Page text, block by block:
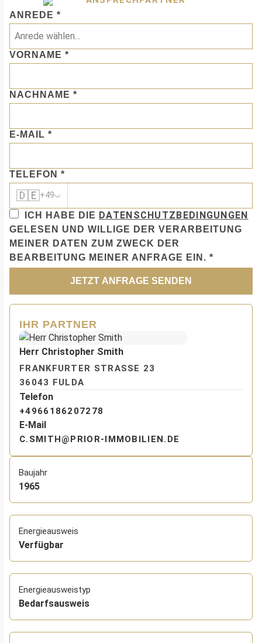
ANREDE *
VORNAME *
NACHNAME *
E-MAIL *
TELEFON *
🇩🇪+49
ICH HABE DIE DATENSCHUTZBEDINGUNGEN
GELESEN UND WILLIGE DER VERARBEITUNG
MEINER DATEN ZUM ZWECK DER
BEARBEITUNG MEINER ANFRAGE EIN. *
JETZT ANFRAGE SENDEN
IHR PARTNER
Herr Christopher Smith
FRANKFURTER STRASSE 23
36043 FULDA
Telefon
+4966186207278
E-Mail
C.SMITH@PRIOR-IMMOBILIEN.DE
Baujahr
1965
Energieausweis
Verfügbar
Energie­ausweistyp
Bedarfsausweis